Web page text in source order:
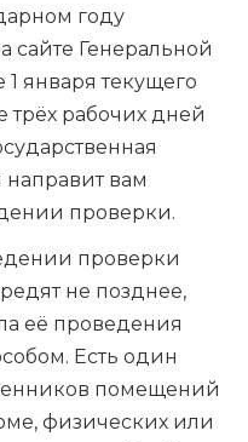
году
сайте Генеральной
января текущего
трёх рабочих дней
вам
проверки.
проверки
не позднее,
её проведения
Есть один
помещений
физических или